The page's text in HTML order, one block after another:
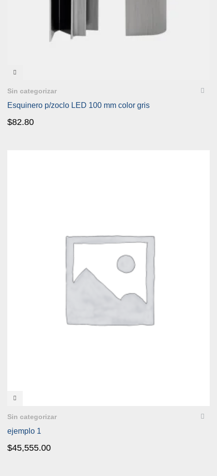
Sin categorizar
Esquinero p/zoclo LED 100 mm color gris
$82.80
Sin categorizar
ejemplo 1
$45,555.00